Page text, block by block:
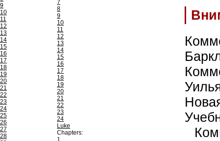
9
10
11
12
13
14
15
16
17
18
19
20
21
22
23
24
25
26
27
28
7
8
9
10
11
12
13
14
15
16
17
18
19
20
21
22
23
24
Luke
Chapters:
1